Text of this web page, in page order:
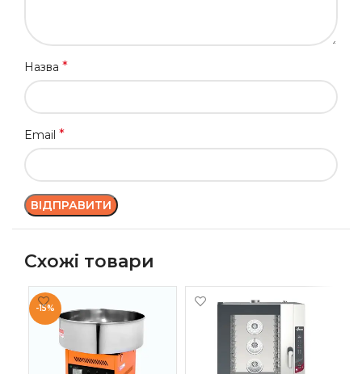
Назва *
Email *
Схожі товари
-15%